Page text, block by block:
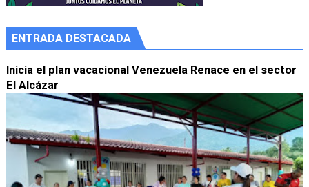
ENTRADA DESTACADA
Inicia el plan vacacional Venezuela Renace en el sector
El Alcázar